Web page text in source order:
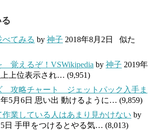
てみる by 神子 2018年8月2日
似た
えるぞ！VSWikipedia by 神子 2019年
上上位表示され… (9,951)
攻略チャート ジェットパック入手ま
5月6日 思い出 動けるように… (9,859)
業している人はあまり見かけない by
日 手甲をつけるとやる気… (8,013)